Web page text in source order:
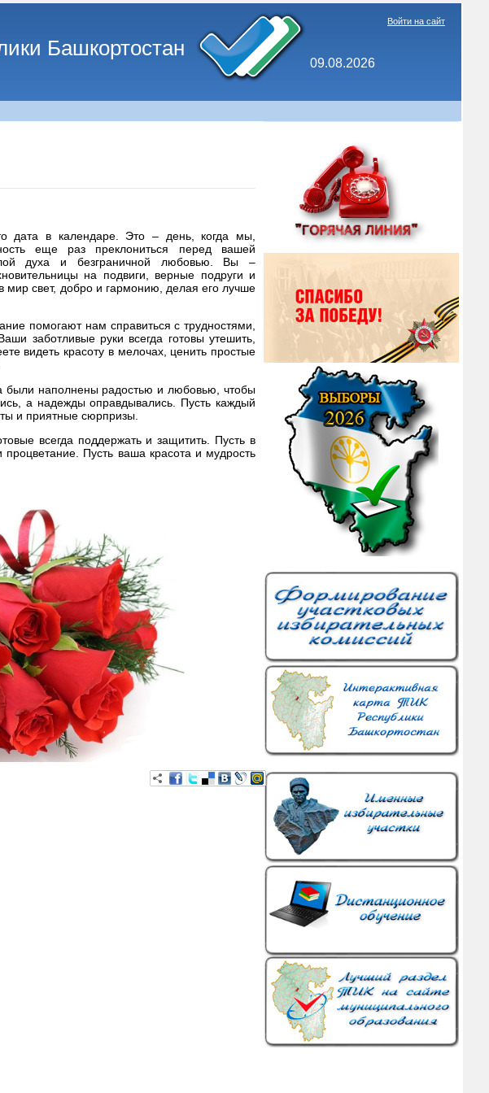
Башкортостан
09.08.2026
Войти на сайт
дата в календаре. Это – день, когда мы,
еще раз преклониться перед вашей
духа и безграничной любовью. Вы –
на подвиги, верные подруги и
мир свет, добро и гармонию, делая его лучше
помогают нам справиться с трудностями,
заботливые руки всегда готовы утешить,
видеть красоту в мелочах, ценить простые
были наполнены радостью и любовью, чтобы
а надежды оправдывались. Пусть каждый
и приятные сюрпризы.
всегда поддержать и защитить. Пусть в
Пусть ваша красота и мудрость